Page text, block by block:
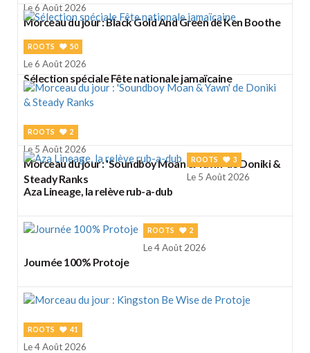
Le 6 Août 2026
Morceau du jour : Black Gold And Green de Ken Boothe
ROOTS 50
Le 6 Août 2026
Sélection spéciale Fête nationale jamaïcaine
ROOTS 2
Le 5 Août 2026
Morceau du jour : 'Soundboy Moan & Yawn' de Doniki &
Steady Ranks
ROOTS 3
Le 5 Août 2026
Aza Lineage, la relève rub-a-dub
ROOTS 2
Le 4 Août 2026
Journée 100% Protoje
ROOTS 41
Le 4 Août 2026